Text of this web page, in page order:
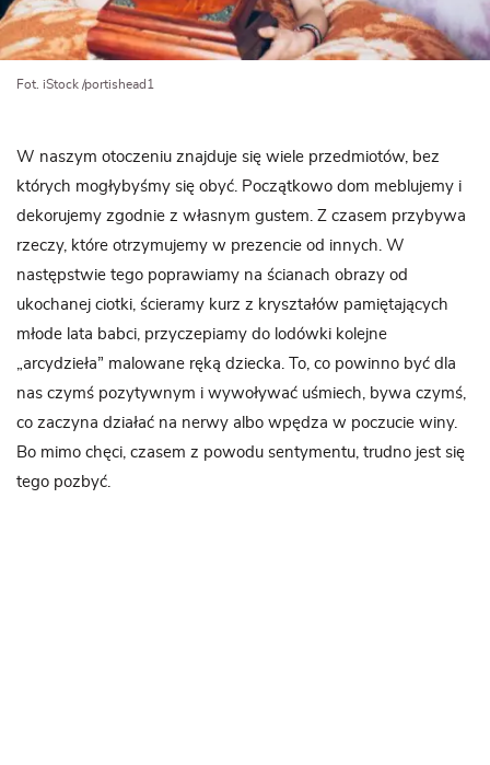
Fot. iStock /portishead1
W naszym otoczeniu znajduje się wiele przedmiotów, bez
których mogłybyśmy się obyć. Początkowo dom meblujemy i
dekorujemy zgodnie z własnym gustem. Z czasem przybywa
rzeczy, które otrzymujemy w prezencie od innych. W
następstwie tego poprawiamy na ścianach obrazy od
ukochanej ciotki, ścieramy kurz z kryształów pamiętających
młode lata babci, przyczepiamy do lodówki kolejne
„arcydzieła” malowane ręką dziecka. To, co powinno być dla
nas czymś pozytywnym i wywoływać uśmiech, bywa czymś,
co zaczyna działać na nerwy albo wpędza w poczucie winy.
Bo mimo chęci, czasem z powodu sentymentu, trudno jest się
tego pozbyć.